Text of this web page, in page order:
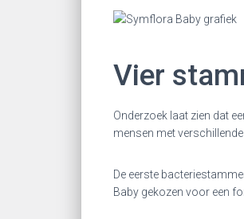
Vier
Onderzoek laat zien dat
mensen met
De eerste
Baby gekozen voor een